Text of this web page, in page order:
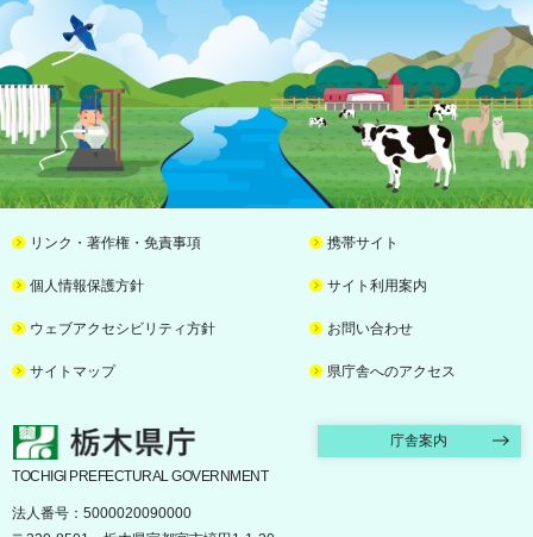
リンク・著作権・免責事項 携帯サイト
個人情報保護方針 サイト利用案内
ウェブアクセシビリティ方針 お問い合わせ
サイトマップ 県庁舎へのアクセス
栃木県庁 庁舎案内
TOCHIGI PREFECTURAL GOVERNMENT
法人番号：5000020090000